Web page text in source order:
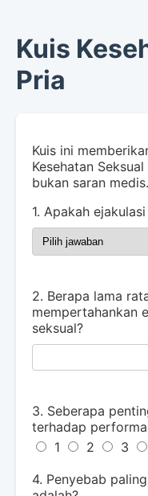
Kuis
Pria
Kuis ini
Kesehatan
bukan saran medis.
1. Apakah
2. Berapa lama
mempertahankan
seksual?
3. Seberapa
terhadap
1
2 3
4. Penyebab